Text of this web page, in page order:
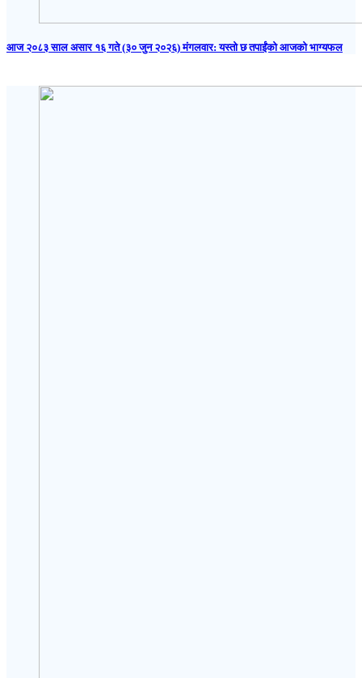
आज २०८३ साल असार १६ गते (३० जुन २०२६) मंगलवार: यस्तो छ तपाईंको आजको भाग्यफल